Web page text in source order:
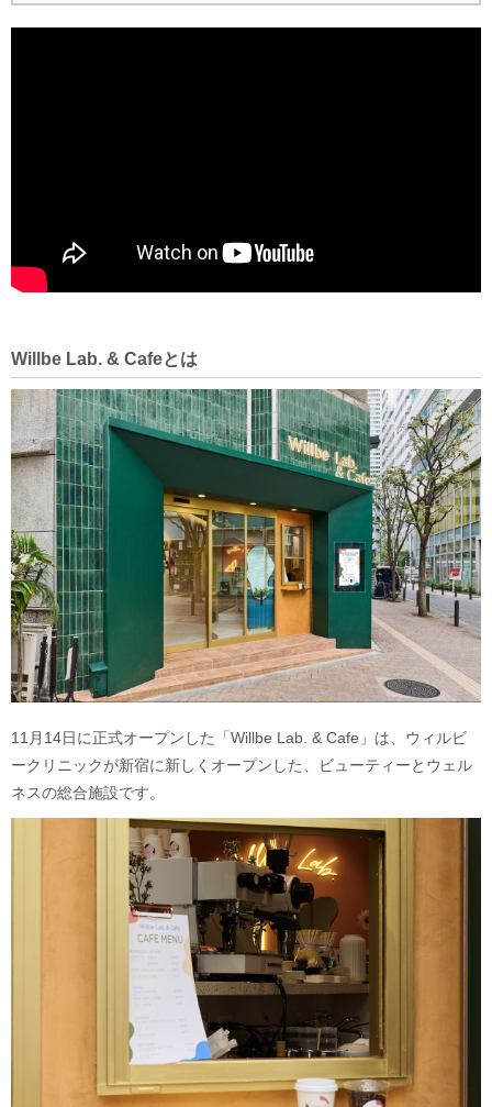
Willbe Lab. & Cafeとは
11月14日に正式オープンした「Willbe Lab. & Cafe」は、ウィルビ
ークリニックが新宿に新しくオープンした、ビューティーとウェル
ネスの総合施設です。